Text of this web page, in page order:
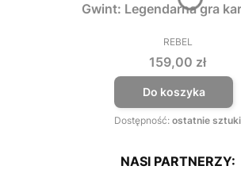
Gwint: Legendarna gra
PRODUCENT
REBEL
Cena
159,00 zł
Do koszyka
Dostępność: ostatnie sztuki
NASI PARTNERZY: